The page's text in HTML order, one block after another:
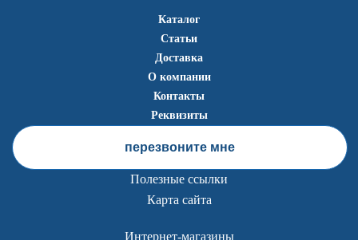
Каталог
Статьи
Доставка
О компании
Контакты
Реквизиты
перезвоните мне
Полезные ссылки
Карта сайта
Интернет-магазины